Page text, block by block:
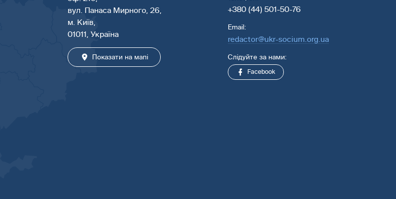
вул. Панаса Мирного, 26,
м. Київ,
01011, Україна
Показати на мапі
+380 (44) 501-50-76
Email:
redactor@ukr-socium.org.ua
Слідуйте за нами:
Facebook